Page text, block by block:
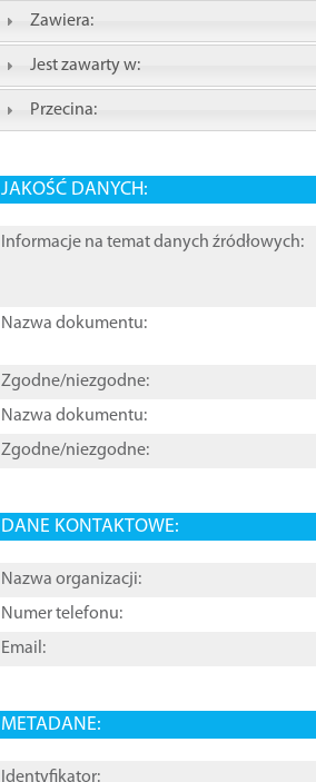
Zawiera:
Jest zawarty w:
Przecina:
JAKOŚĆ DANYCH:
Informacje na temat danych źródłowych:
Nazwa dokumentu:
Zgodne/niezgodne:
Nazwa dokumentu:
Zgodne/niezgodne:
DANE KONTAKTOWE:
Nazwa organizacji:
Numer telefonu:
Email:
METADANE:
Identyfikator: